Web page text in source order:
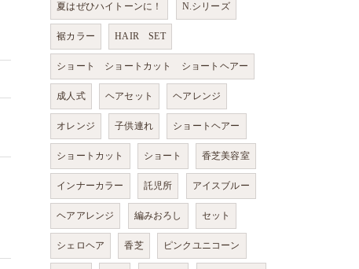
夏はぜひハイトーンに！ N.シリーズ
裾カラー HAIR SET
ショート ショートカット ショートヘアー
成人式 ヘアセット ヘアレンジ
オレンジ 子供連れ ショートヘアー
ショートカット ショート 香芝美容室
インナーカラー 託児所 アイスブルー
ヘアアレンジ 編みおろし セット
シェロヘア 香芝 ピンクユニコーン